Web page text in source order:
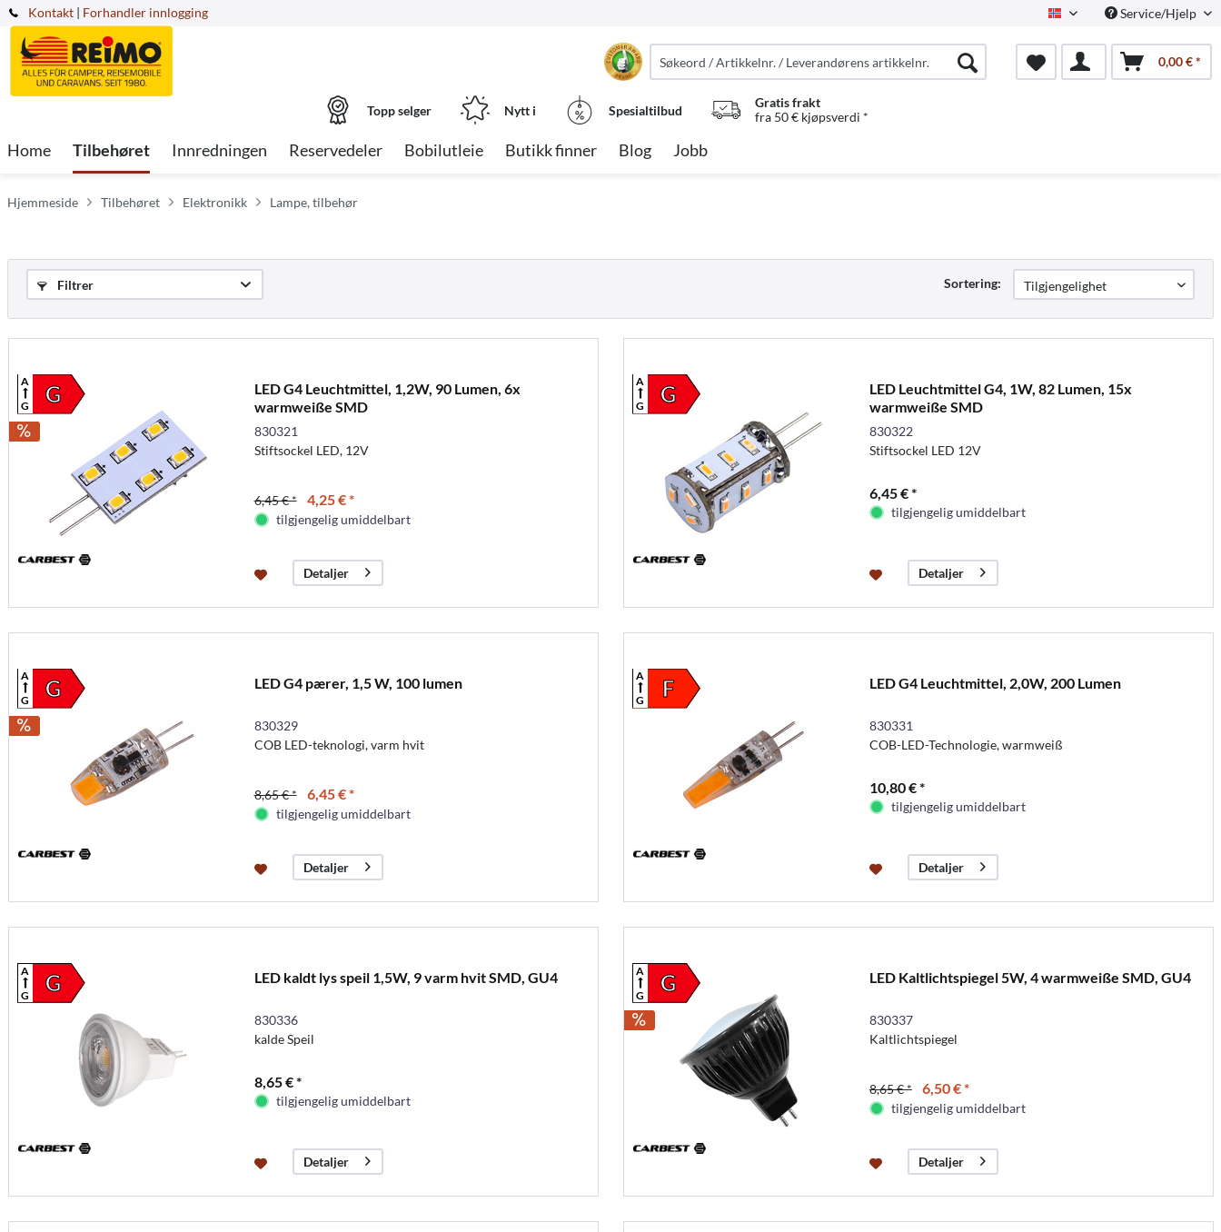
Kontakt NorwegianService/Hjelp
| Forhandler innlogging
0,00 € *
Topp selger Nytt i Spesialtilbud
Gratis frakt
fra 50 € kjøpsverdi *
Home Tilbehøret Innredningen Reservedeler Bobilutleie Butikk finner Blog Jobb
Hjemmeside Tilbehøret Elektronikk Lampe, tilbehør
Filtrer Sortering:
G
A
G
LED G4 Leuchtmittel, 1,2W, 90 Lumen, 6x
warmweiße SMD
830321
Stiftsockel LED, 12V
6,45 € * 4,25 € *
tilgjengelig umiddelbart
Detaljer
G
A
G
LED Leuchtmittel G4, 1W, 82 Lumen, 15x
warmweiße SMD
830322
Stiftsockel LED 12V
6,45 € *
tilgjengelig umiddelbart
Detaljer
G
A
G
LED G4 pærer, 1,5 W, 100 lumen
830329
COB LED-teknologi, varm hvit
8,65 € * 6,45 € *
tilgjengelig umiddelbart
Detaljer
F
A
G
LED G4 Leuchtmittel, 2,0W, 200 Lumen
830331
COB-LED-Technologie, warmweiß
10,80 € *
tilgjengelig umiddelbart
Detaljer
G
A
G
LED kaldt lys speil 1,5W, 9 varm hvit SMD, GU4
830336
kalde Speil
8,65 € *
tilgjengelig umiddelbart
Detaljer
G
A
G
LED Kaltlichtspiegel 5W, 4 warmweiße SMD, GU4
830337
Kaltlichtspiegel
8,65 € * 6,50 € *
tilgjengelig umiddelbart
Detaljer